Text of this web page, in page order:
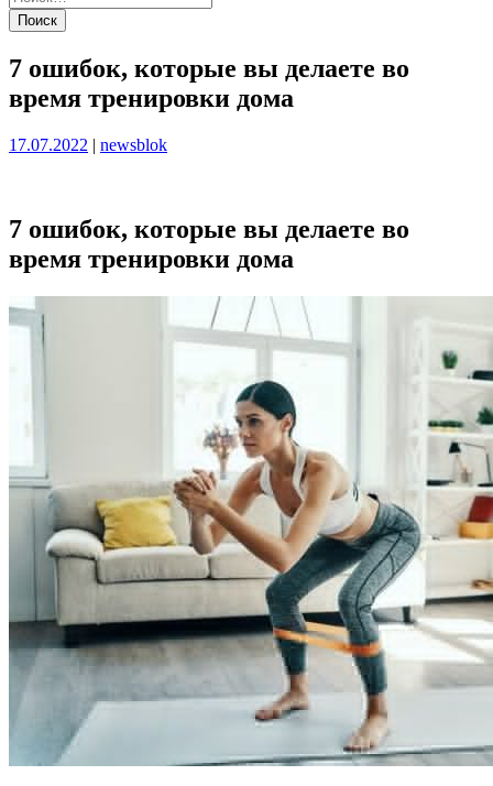
7 ошибок, которые вы делаете во
время тренировки дома
Опубликовано
17.07.2022 | Опубликовано
newsblok
7 ошибок, которые вы делаете во
время тренировки дома